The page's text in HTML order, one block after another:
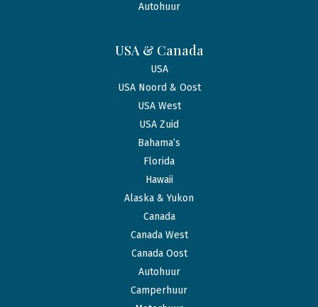
Autohuur
USA & Canada
USA
USA Noord & Oost
USA West
USA Zuid
Bahama’s
Florida
Hawaii
Alaska & Yukon
Canada
Canada West
Canada Oost
Autohuur
Camperhuur